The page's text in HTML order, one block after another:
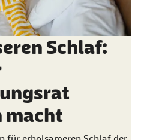
Schlaf:
macht